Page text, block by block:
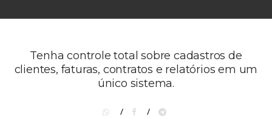
Tenha controle total sobre cadastros de
clientes, faturas, contratos e relatórios em um
único sistema.